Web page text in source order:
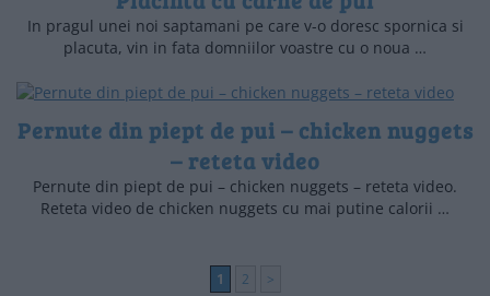
In pragul unei noi saptamani pe care v-o doresc spornica si
placuta, vin in fata domniilor voastre cu o noua …
Pernute din piept de pui – chicken nuggets
– reteta video
Pernute din piept de pui – chicken nuggets – reteta video.
Reteta video de chicken nuggets cu mai putine calorii …
1 2 >